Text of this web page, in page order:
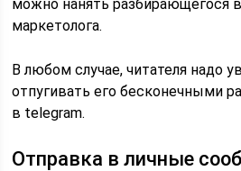
можно нанять разбирающегося
маркетолога.
В любом случае, читателя надо
отпугивать его бесконечными
в telegram.
Отправка в личные